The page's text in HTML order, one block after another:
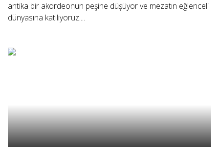
antika bir akordeonun peşine düşüyor ve mezatın eğlenceli
dünyasına katılıyoruz....